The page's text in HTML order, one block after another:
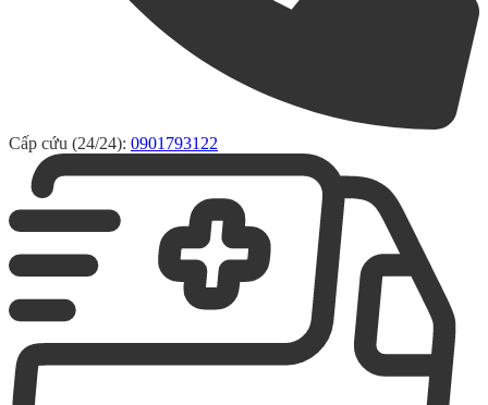
Cấp cứu (24/24): 0901793122